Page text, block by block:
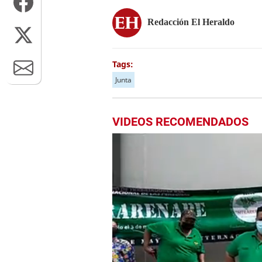
Redacción El Heraldo
Tags:
Junta
VIDEOS RECOMENDADOS